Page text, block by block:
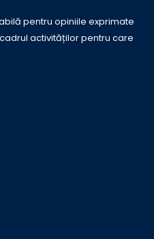
pentru opiniile exprimate
activităților pentru care